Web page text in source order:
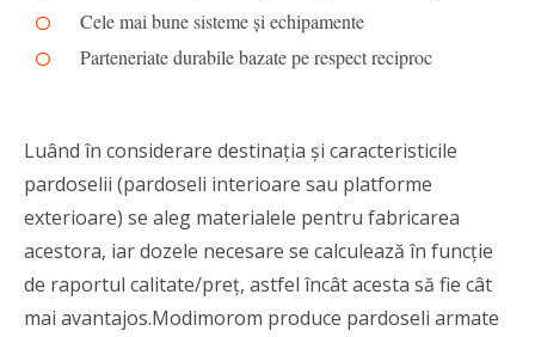
Cele mai bune sisteme și echipamente
Parteneriate durabile bazate pe respect reciproc
Luând în considerare destinația și caracteristicile
pardoselii (pardoseli interioare sau platforme
exterioare) se aleg materialele pentru fabricarea
acestora, iar dozele necesare se calculează în funcție
de raportul calitate/preț, astfel încât acesta să fie cât
mai avantajos.Modimorom produce pardoseli armate